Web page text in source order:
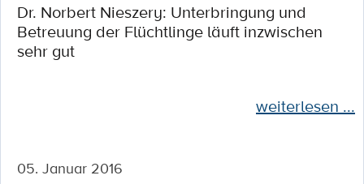
Dr. Norbert Nieszery: Unterbringung und
Betreuung der Flüchtlinge läuft inzwischen
sehr gut
weiterlesen ...
05. Januar 2016